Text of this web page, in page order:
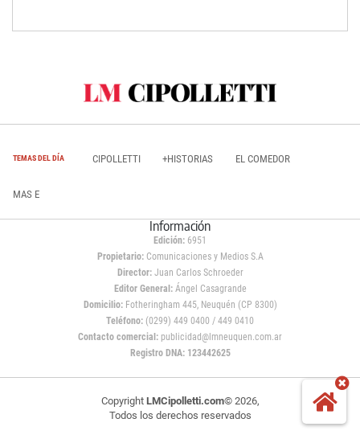
TEMAS DEL DÍA CIPOLLETTI +HISTORIAS EL COMEDOR
MAS E
Información
Edición: 6951
Propietario:Comunicaciones y Medios S.A
Director: Juan Carlos Schroeder
Editor General:Ángel Casagrande
Domicilio:Fotheringham 445, Neuquén (CP 8300)
Teléfono: (0299) 449 0400 / 449 0410
Contacto comercial: publicidad@lmneuquen.com.ar
Registro DNA: 123442625
Copyright LMCipolletti.com© 2026,
Todos los derechos reservados